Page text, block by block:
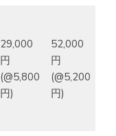
29,000
円
(@5,800
円)
52,000
円
(@5,200
円)